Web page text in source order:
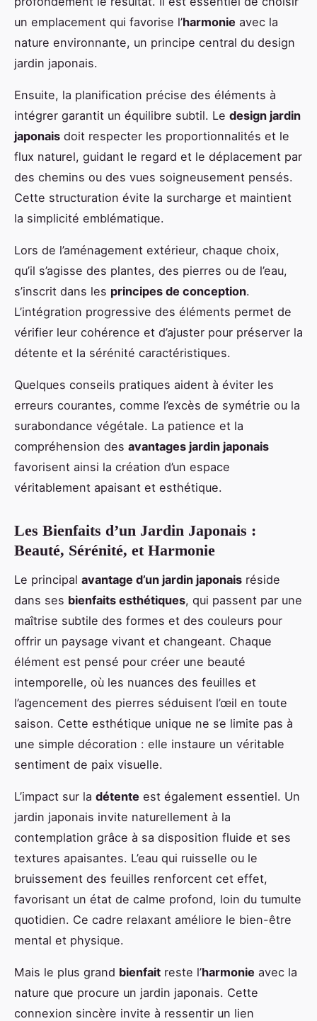
un emplacement qui favorise l’harmonie avec la
nature environnante, un principe central du design
jardin japonais.
Ensuite, la planification précise des éléments à
intégrer garantit un équilibre subtil. Le design jardin
japonais doit respecter les proportionnalités et le
flux naturel, guidant le regard et le déplacement par
des chemins ou des vues soigneusement pensés.
Cette structuration évite la surcharge et maintient
la simplicité emblématique.
Lors de l’aménagement extérieur, chaque choix,
qu’il s’agisse des plantes, des pierres ou de l’eau,
s’inscrit dans les principes de conception.
L’intégration progressive des éléments permet de
vérifier leur cohérence et d’ajuster pour préserver la
détente et la sérénité caractéristiques.
Quelques conseils pratiques aident à éviter les
erreurs courantes, comme l’excès de symétrie ou la
surabondance végétale. La patience et la
compréhension des avantages jardin japonais
favorisent ainsi la création d’un espace
véritablement apaisant et esthétique.
Les Bienfaits d’un Jardin Japonais :
Beauté, Sérénité, et Harmonie
Le principal avantage d’un jardin japonais réside
dans ses bienfaits esthétiques, qui passent par une
maîtrise subtile des formes et des couleurs pour
offrir un paysage vivant et changeant. Chaque
élément est pensé pour créer une beauté
intemporelle, où les nuances des feuilles et
l’agencement des pierres séduisent l’œil en toute
saison. Cette esthétique unique ne se limite pas à
une simple décoration : elle instaure un véritable
sentiment de paix visuelle.
L’impact sur la détente est également essentiel. Un
jardin japonais invite naturellement à la
contemplation grâce à sa disposition fluide et ses
textures apaisantes. L’eau qui ruisselle ou le
bruissement des feuilles renforcent cet effet,
favorisant un état de calme profond, loin du tumulte
quotidien. Ce cadre relaxant améliore le bien-être
mental et physique.
Mais le plus grand bienfait reste l’harmonie avec la
nature que procure un jardin japonais. Cette
connexion sincère invite à ressentir un lien